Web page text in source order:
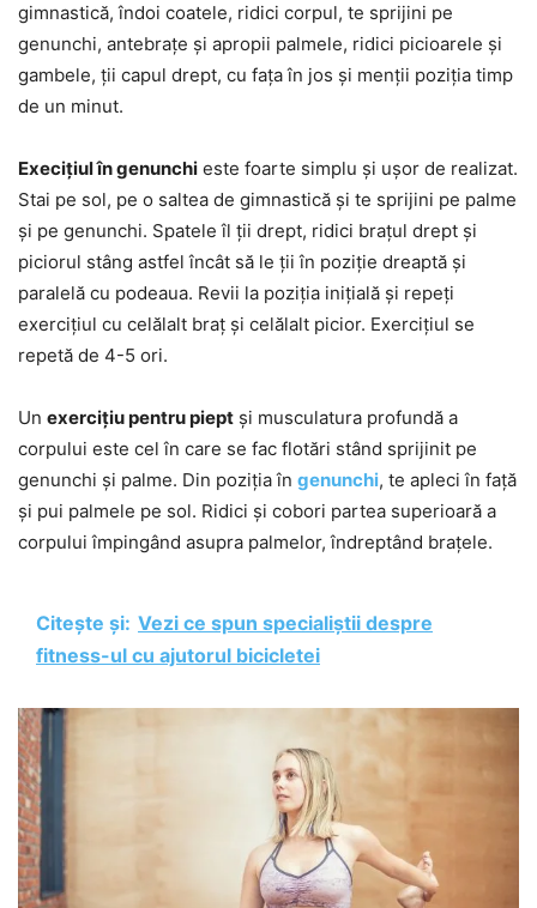
gimnastică, îndoi coatele, ridici corpul, te sprijini pe
genunchi, antebrațe și apropii palmele, ridici picioarele și
gambele, ții capul drept, cu fața în jos și menții poziția timp
de un minut.
Execițiul în genunchi este foarte simplu și ușor de realizat.
Stai pe sol, pe o saltea de gimnastică și te sprijini pe palme
și pe genunchi. Spatele îl ții drept, ridici brațul drept și
piciorul stâng astfel încât să le ții în poziție dreaptă și
paralelă cu podeaua. Revii la poziția inițială și repeți
exercițiul cu celălalt braț și celălalt picior. Exercițiul se
repetă de 4-5 ori.
Un exercițiu pentru piept și musculatura profundă a
corpului este cel în care se fac flotări stând sprijinit pe
genunchi și palme. Din poziția în genunchi, te apleci în față
și pui palmele pe sol. Ridici și cobori partea superioară a
corpului împingând asupra palmelor, îndreptând brațele.
Citește și: Vezi ce spun specialiștii despre
fitness-ul cu ajutorul bicicletei